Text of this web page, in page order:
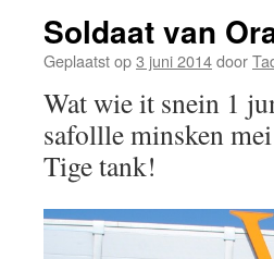
Soldaat van
Geplaatst op3 juni 2014door
Wat wie it snein 1
safollle minsken
Tige tank!